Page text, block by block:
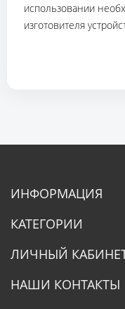
использовании
изготовителя
ИНФОРМАЦИЯ
КАТЕГОРИИ
ЛИЧНЫЙ
НАШИ КОНТАКТЫ